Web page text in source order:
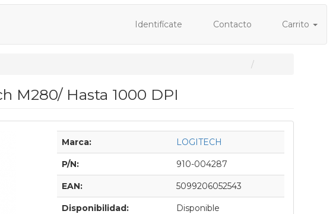
Identifícate Contacto Carrito
M280/ Hasta 1000 DPI
Marca: LOGITECH
P/N: 910-004287
EAN: 5099206052543
Disponibilidad: Disponible